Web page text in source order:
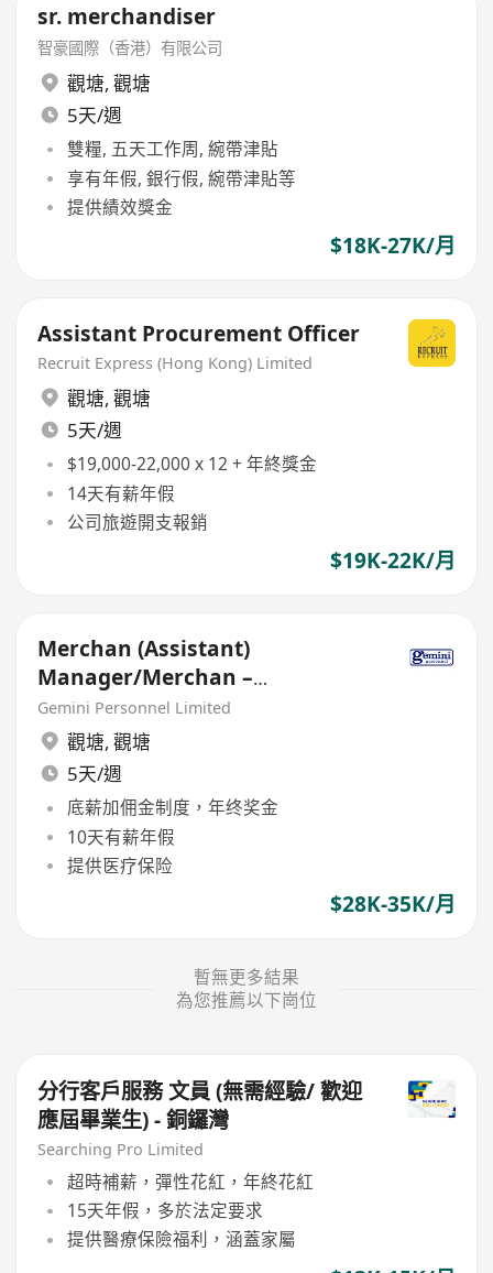
sr. merchandiser
智豪國際（香港）有限公司
觀塘, 觀塘
5天/週
雙糧, 五天工作周, 綩帶津貼
享有年假, 銀行假, 綩帶津貼等
提供績效獎金
$18K-27K/月
Assistant Procurement Officer
Recruit Express (Hong Kong) Limited
觀塘, 觀塘
5天/週
$19,000-22,000 x 12 + 年終獎金
14天有薪年假
公司旅遊開支報銷
$19K-22K/月
Merchan (Assistant)
Manager/Merchan –
Gloves/Textile/Apparel (30K +
commission,)
Gemini Personnel Limited
觀塘, 觀塘
5天/週
底薪加佣金制度，年终奖金
10天有薪年假
提供医疗保险
$28K-35K/月
暫無更多結果
為您推薦以下崗位
分行客戶服務 文員 (無需經驗/ 歡迎
應屆畢業生) - 銅鑼灣
Searching Pro Limited
超時補薪，彈性花紅，年終花紅
15天年假，多於法定要求
提供醫療保險福利，涵蓋家屬